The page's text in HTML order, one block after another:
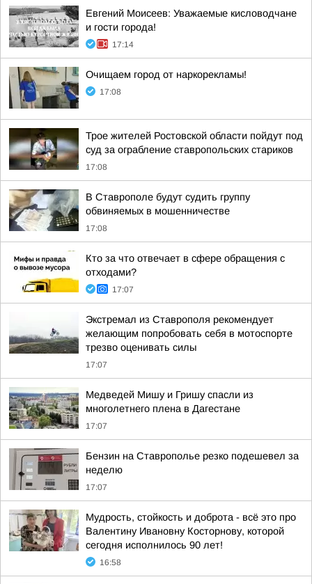
Евгений Моисеев: Уважаемые кисловодчане
и гости города!
17:14
Очищаем город от наркорекламы!
17:08
Трое жителей Ростовской области пойдут под
суд за ограбление ставропольских стариков
17:08
В Ставрополе будут судить группу
обвиняемых в мошенничестве
17:08
Кто за что отвечает в сфере обращения с
отходами?
17:07
Экстремал из Ставрополя рекомендует
желающим попробовать себя в мотоспорте
трезво оценивать силы
17:07
Медведей Мишу и Гришу спасли из
многолетнего плена в Дагестане
17:07
Бензин на Ставрополье резко подешевел за
неделю
17:07
Мудрость, стойкость и доброта - всё это про
Валентину Ивановну Косторнову, которой
сегодня исполнилось 90 лет!
16:58